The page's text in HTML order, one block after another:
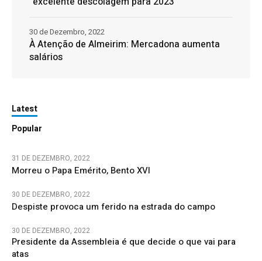
À Atenção de Almeirim: Mercadona aumenta
salários
30 de Dezembro, 2022
Latest
Popular
31 DE DEZEMBRO, 2022
Morreu o Papa Emérito, Bento XVI
30 DE DEZEMBRO, 2022
Despiste provoca um ferido na estrada do campo
30 DE DEZEMBRO, 2022
Presidente da Assembleia é que decide o que vai para
atas